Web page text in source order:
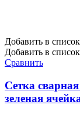
Добавить в
Добавить в
Сравнить
Сетка
зеленая